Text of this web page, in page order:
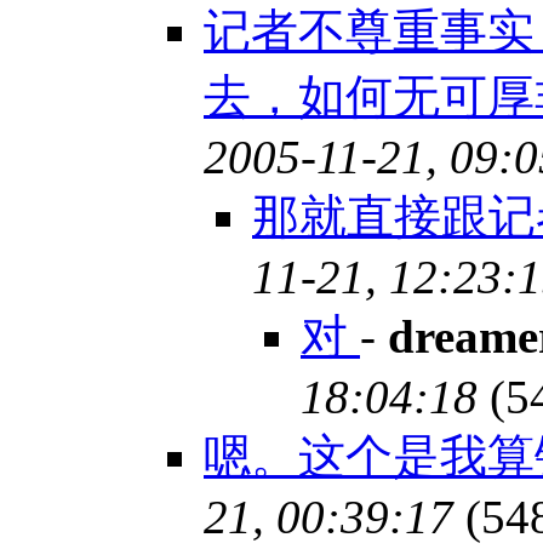
记者不尊重事
去，如何无可
2005-11-21,
那就直接跟
11-21,
对 -
18:04:18
嗯。这个是我
21, 00:39:17